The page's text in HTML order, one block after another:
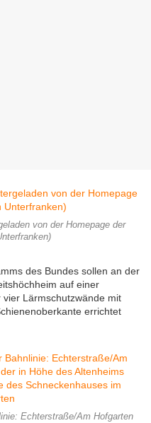
von der Homepage der
des Bundes sollen an der
auf einer
Lärmschutzwände mit
errichtet
Echterstraße/Am Hofgarten